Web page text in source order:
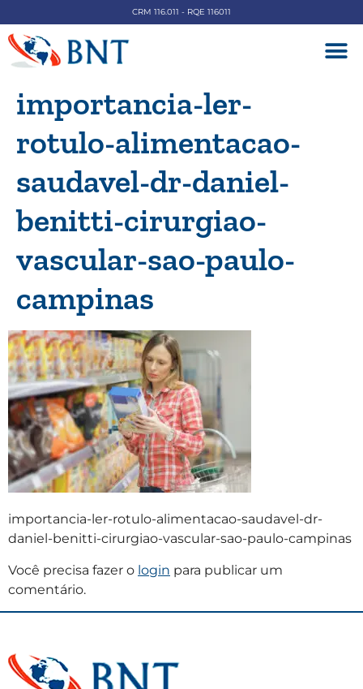
CRM 116.011 - RQE 116011
importancia-ler-
rotulo-alimentacao-
saudavel-dr-daniel-
benitti-cirurgiao-
vascular-sao-paulo-
campinas
importancia-ler-rotulo-alimentacao-saudavel-dr-
daniel-benitti-cirurgiao-vascular-sao-paulo-campinas
Você precisa fazer o login para publicar um
comentário.